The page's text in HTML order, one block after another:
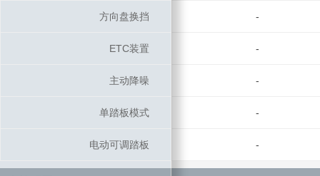
方向盘换挡 -
ETC装置 -
主动降噪 -
单踏板模式 -
电动可调踏板 -
方向盘换挡
ETC装置
主动降噪
单踏板模式
电动可调踏板